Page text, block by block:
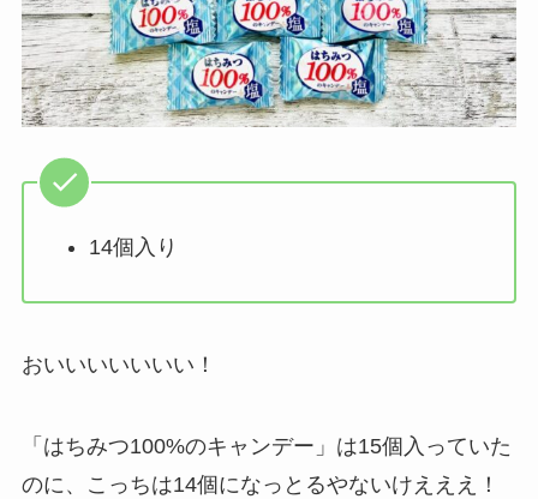
14個入り
おいいいいいいい！
「はちみつ100%のキャンデー」は15個入っていた
のに、こっちは14個になっとるやないけえええ！